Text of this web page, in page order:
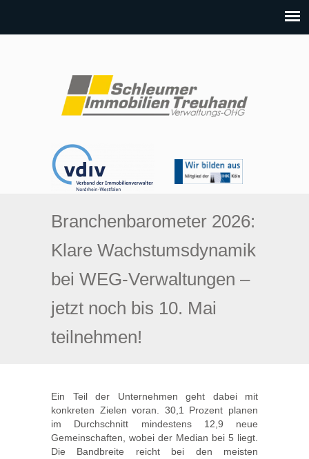
Branchenbarometer 2026:
Klare Wachstumsdynamik
bei WEG-Verwaltungen –
jetzt noch bis 10. Mai
teilnehmen!
Ein Teil der Unternehmen geht dabei mit
konkreten Zielen voran. 30,1 Prozent planen
im Durchschnitt mindestens 12,9 neue
Gemeinschaften, wobei der Median bei 5 liegt.
Die Bandbreite reicht bei den meisten